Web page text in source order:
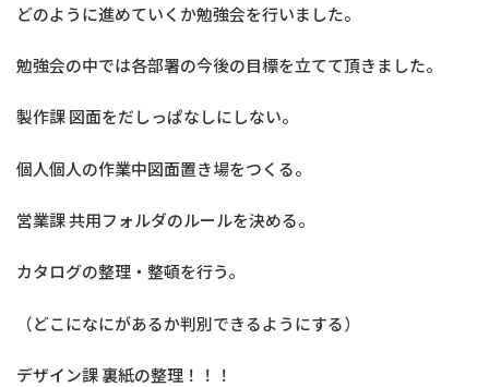
どのように進めていくか勉強会を行いました。
勉強会の中では各部署の今後の目標を立てて頂きました。
製作課 図面をだしっぱなしにしない。
個人個人の作業中図面置き場をつくる。
営業課 共用フォルダのルールを決める。
カタログの整理・整頓を行う。
（どこになにがあるか判別できるようにする）
デザイン課 裏紙の整理！！！